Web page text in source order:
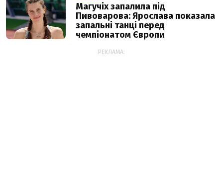
Магучіх запалила під
Пивоварова: Ярослава показала
запальні танці перед
чемпіонатом Європи
РЕКЛАМА: